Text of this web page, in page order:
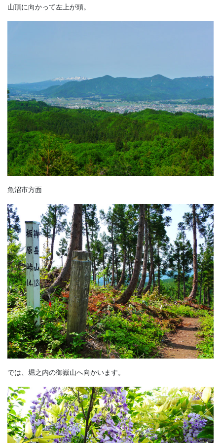
山頂に向かって左上が頭。
魚沼市方面
では、堀之内の御嶽山へ向かいます。